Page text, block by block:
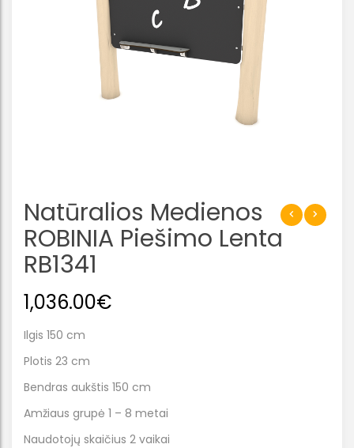
Natūralios Medienos
ROBINIA Piešimo Lenta
RB1341
1,036.00€
Ilgis 150 cm
Plotis 23 cm
Bendras aukštis 150 cm
Amžiaus grupė 1 – 8 metai
Naudotojų skaičius 2 vaikai